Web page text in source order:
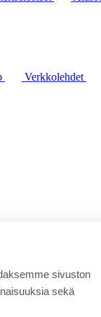
Verkkolehdet
sivuston
sekä